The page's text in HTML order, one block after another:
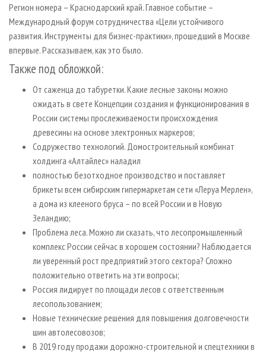
Регион номера – Краснодарский край. Главное событие –
Международный форум сотрудничества «Цели устойчивого
развития. Инструменты для бизнес-практики», прошедший в Москве
впервые. Рассказываем, как это было.
Также под обложкой:
От саженца до табуретки. Какие лесные законы можно
ожидать в свете Концепции создания и функционирования в
России системы прослеживаемости происхождения
древесины на основе электронных маркеров;
Содружество технологий. Домостроительный комбинат
холдинга «Алтайлес» наладил
полностью безотходное производство и поставляет
брикеты всем сибирским гипермаркетам сети «Леруа Мерлен»,
а дома из клееного бруса – по всей России и в Новую
Зеландию;
Проблема леса. Можно ли сказать, что лесопромышленный
комплекс России сейчас в хорошем состоянии? Наблюдается
ли уверенный рост предприятий этого сектора? Сложно
положительно ответить на эти вопросы;
Россия лидирует по площади лесов с ответственным
лесопользованием;
Новые технические решения для повышения долговечности
шин автолесовозов;
В 2019 году продажи дорожно-строительной и спецтехники в